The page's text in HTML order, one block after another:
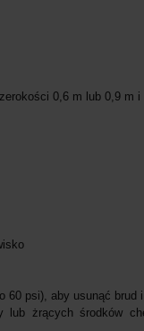
0,6 m lub 0,9 m i
psi), aby usunąć
żrących środków